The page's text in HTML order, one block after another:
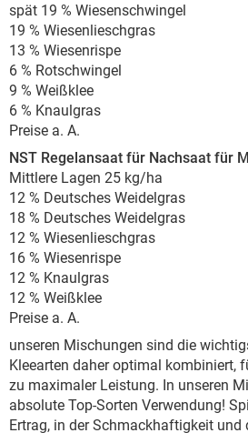
spät 19 % Wiesenschwingel
19 % Wiesenlieschgras
13 % Wiesenrispe
6 % Rotschwingel
9 % Weißklee
6 % Knaulgras
Preise a. A.
NST Regelansaat für Nachsaat für
Mittlere Lagen 25 kg/ha
12 % Deutsches Weidelgras
18 % Deutsches Weidelgras
12 % Wiesenlieschgras
16 % Wiesenrispe
12 % Knaulgras
12 % Weißklee
Preise a. A.
unseren Mischungen sind die
Kleearten daher optimal kombiniert,
zu maximaler Leistung. In unseren
absolute Top-Sorten Verwendung!
Ertrag, in der Schmackhaftigkeit